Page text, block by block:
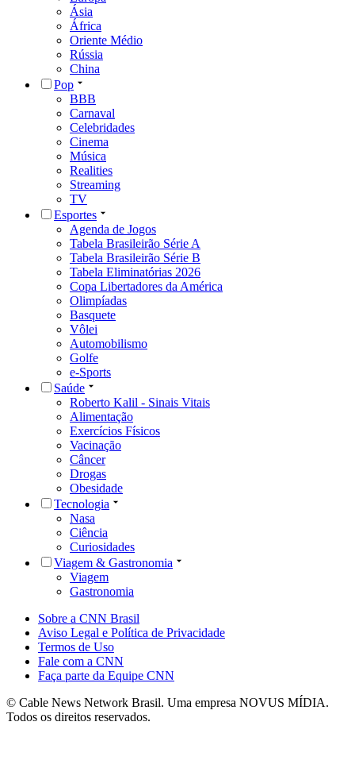
Ásia
África
Oriente Médio
Rússia
China
Pop
BBB
Carnaval
Celebridades
Cinema
Música
Realities
Streaming
TV
Esportes
Agenda de Jogos
Tabela Brasileirão Série A
Tabela Brasileirão Série B
Tabela Eliminatórias 2026
Copa Libertadores da América
Olimpíadas
Basquete
Vôlei
Automobilismo
Golfe
e-Sports
Saúde
Roberto Kalil - Sinais Vitais
Alimentação
Exercícios Físicos
Vacinação
Câncer
Drogas
Obesidade
Tecnologia
Nasa
Ciência
Curiosidades
Viagem & Gastronomia
Viagem
Gastronomia
Sobre a CNN Brasil
Aviso Legal e Política de Privacidade
Termos de Uso
Fale com a CNN
Faça parte da Equipe CNN
© Cable News Network Brasil. Uma empresa NOVUS MÍDIA.
Todos os direitos reservados.